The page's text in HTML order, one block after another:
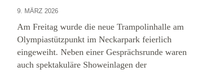
9. MÄRZ 2026
Am Freitag wurde die neue Trampolinhalle am
Olympiastützpunkt im Neckarpark feierlich
eingeweiht. Neben einer Gesprächsrunde waren
auch spektakuläre Showeinlagen der